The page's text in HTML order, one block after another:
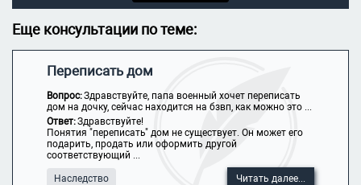
Еще консультации по теме:
Переписать дом
Вопрос:Здравствуйте, папа военный хочет переписать
дом на дочку, сейчас находится на бзвп, как можно это ...
Ответ:Здравствуйте!
Понятия "переписать" дом не существует. Он может его
подарить, продать или оформить другой
соответствующий ...
Наследство Читать далее...